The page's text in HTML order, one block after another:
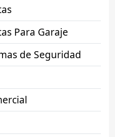
Para Garaje
de Seguridad